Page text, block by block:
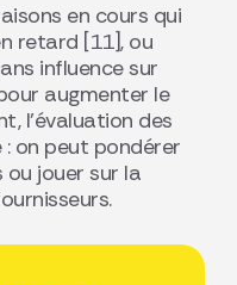
en cours qui
retard [11], ou
influence sur
augmenter le
l’évaluation des
on peut pondérer
jouer sur la